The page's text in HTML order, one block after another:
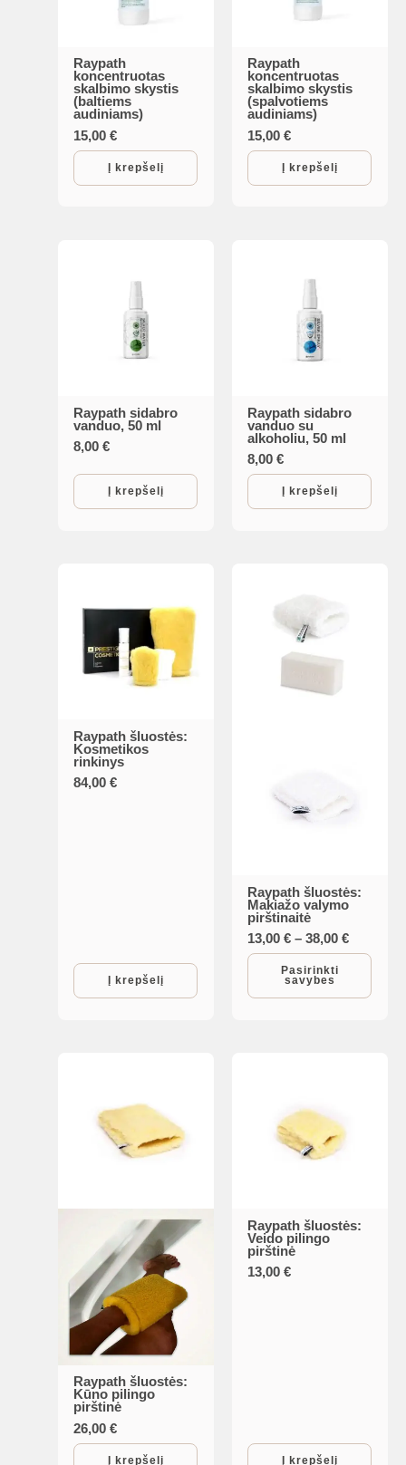
Raypath
koncentruotas
skalbimo skystis
(baltiems
audiniams)
15,00€
Į krepšelį
Raypath
koncentruotas
skalbimo skystis
(spalvotiems
audiniams)
15,00€
Į krepšelį
Raypath sidabro
vanduo, 50 ml
8,00€
Į krepšelį
Raypath sidabro
vanduo su
alkoholiu, 50 ml
8,00€
Į krepšelį
Raypath šluostės:
Kosmetikos
rinkinys
84,00€
Į krepšelį
Raypath šluostės:
Makiažo valymo
pirštinaitė
13,00€ – 38,00€Price
range:
38,00 €
Pasirinkti
savybes
This
product
has
multiple
variants.
chosen
Raypath šluostės:
Kūno pilingo
pirštinė
26,00€
Į krepšelį
Raypath šluostės:
Veido pilingo
pirštinė
13,00€
Į krepšelį